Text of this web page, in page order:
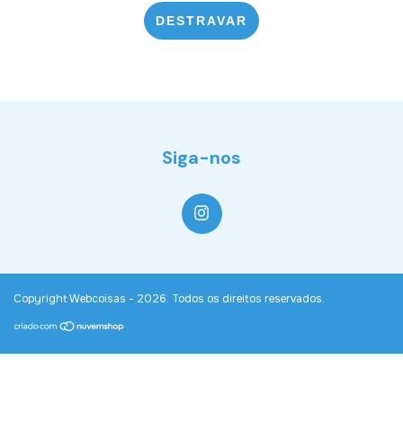
DESTRAVAR
Siga-nos
Copyright Webcoisas - 2026. Todos os direitos reservados.